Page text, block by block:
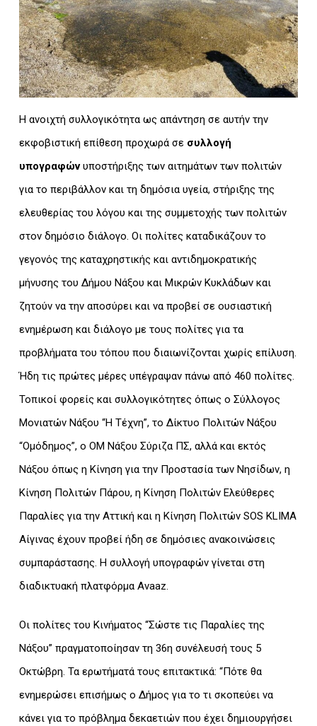
Η ανοιχτή συλλογικότητα ως απάντηση σε αυτήν την
εκφοβιστική επίθεση προχωρά σεσυλλογή
υπογραφώνυποστήριξης των αιτημάτων των πολιτών
για το περιβάλλον και τη δημόσια υγεία, στήριξης της
ελευθερίας του λόγου και της συμμετοχής των πολιτών
στον δημόσιο διάλογο. Οι πολίτες καταδικάζουν το
γεγονός της καταχρηστικής και αντιδημοκρατικής
μήνυσης του Δήμου Νάξου και Μικρών Κυκλάδων και
ζητούν να την αποσύρει και να προβεί σε ουσιαστική
ενημέρωση και διάλογο με τους πολίτες για τα
προβλήματα του τόπου που διαιωνίζονται χωρίς επίλυση.
Ήδη τις πρώτες μέρες υπέγραψαν πάνω από 460 πολίτες.
Τοπικοί φορείς και συλλογικότητες όπως ο Σύλλογος
Μονιατών Νάξου “Η Τέχνη”, το Δίκτυο Πολιτών Νάξου
“Ομόδημος”, ο ΟΜ Νάξου Σύριζα ΠΣ, αλλά και εκτός
Νάξου όπως η Κίνηση για την Προστασία των Νησίδων, η
Κίνηση Πολιτών Πάρου, η Κίνηση Πολιτών Ελεύθερες
Παραλίες για την Αττική και η Κίνηση Πολιτών SOS KLIMA
Αίγινας έχουν προβεί ήδη σε δημόσιες ανακοινώσεις
συμπαράστασης. Η συλλογή υπογραφών γίνεται στη
διαδικτυακή πλατφόρμα Avaaz.
Οι πολίτες του Κινήματος “Σώστε τις Παραλίες της
Νάξου” πραγματοποίησαν τη 36η συνέλευσή τους 5
Οκτώβρη. Τα ερωτήματά τους επιτακτικά: “Πότε θα
ενημερώσει επισήμως ο Δήμος για το τι σκοπεύει να
κάνει για το πρόβλημα δεκαετιών που έχει δημιουργήσει